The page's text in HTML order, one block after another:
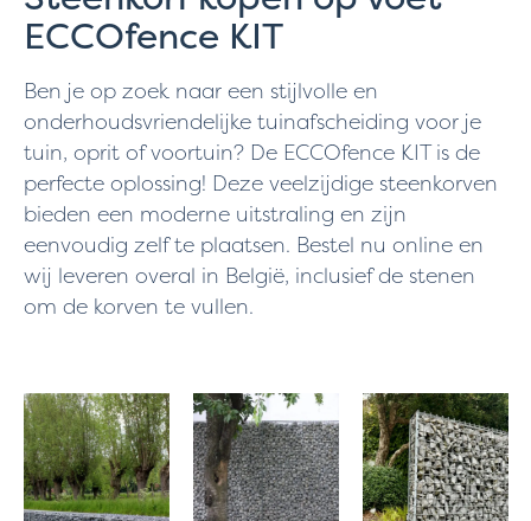
ECCOfence KIT
Ben je op zoek naar een stijlvolle en
onderhoudsvriendelijke tuinafscheiding voor je
tuin, oprit of voortuin? De ECCOfence KIT is de
perfecte oplossing! Deze veelzijdige steenkorven
bieden een moderne uitstraling en zijn
eenvoudig zelf te plaatsen. Bestel nu online en
wij leveren overal in België, inclusief de stenen
om de korven te vullen.